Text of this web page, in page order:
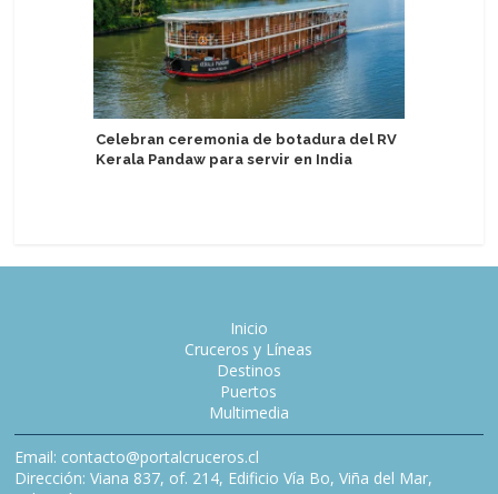
Celebran ceremonia de botadura del RV
Kerala Pandaw para servir en India
Inicio
Cruceros y Líneas
Destinos
Puertos
Multimedia
Email: contacto@portalcruceros.cl
Dirección: Viana 837, of. 214, Edificio Vía Bo, Viña del Mar,